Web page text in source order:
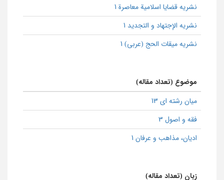
نشریه قضایا اسلامیة معاصرة 1
نشریه الإجتهاد و التجدید 1
نشریه میقات الحج (عربی) 1
موضوع (تعداد مقاله)
میان رشته ای 13
فقه و اصول 3
ادیان، مذاهب و عرفان 1
زبان (تعداد مقاله)